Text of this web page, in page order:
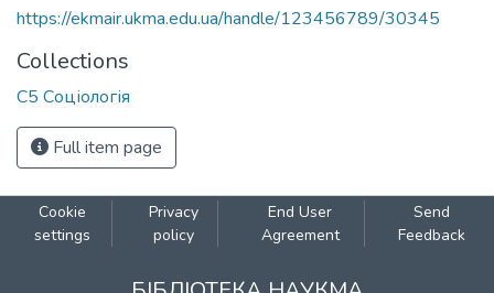
https://ekmair.ukma.edu.ua/handle/123456789/30345
Collections
С5 Соціологія
Full item page
Cookie
settings
Privacy
policy
End User
Agreement
Send
Feedback